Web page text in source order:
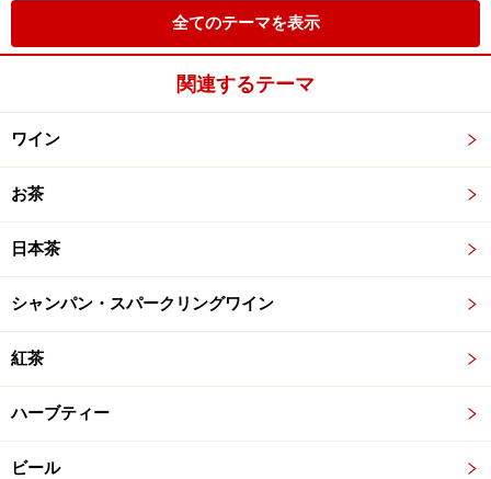
全てのテーマを表示
関連するテーマ
ワイン
お茶
日本茶
シャンパン・スパークリングワイン
紅茶
ハーブティー
ビール